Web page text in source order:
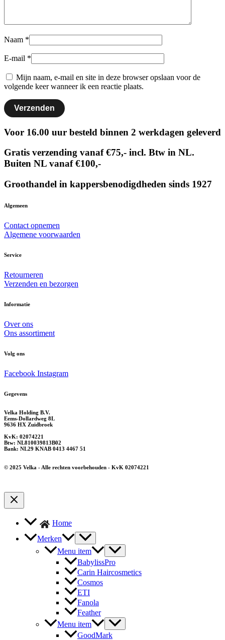
Naam *
E-mail *
Mijn naam, e-mail en site in deze browser opslaan voor de
volgende keer wanneer ik een reactie plaats.
Voor 16.00 uur besteld binnen 2 werkdagen geleverd
Gratis verzending vanaf €75,- incl. Btw in NL.
Buiten NL vanaf €100,-
Groothandel in kappersbenodigdheden sinds 1927
Algemeen
Contact opnemen
Algemene voorwaarden
Service
Retourneren
Verzenden en bezorgen
Informatie
Over ons
Ons assortiment
Volg ons
Facebook Instagram
Gegevens
Velka Holding B.V.
Eems-Dollardweg 8L
9636 HX Zuidbroek
KvK: 02074221
Btw: NL810039813B02
Bank: NL29 KNAB 0413 4467 51
© 2025 Velka - Alle rechten voorbehouden - KvK 02074221
Home
Merken
Menu item
BabylissPro
Carin Haircosmetics
Cosmos
ETI
Fanola
Feather
Menu item
GoodMark